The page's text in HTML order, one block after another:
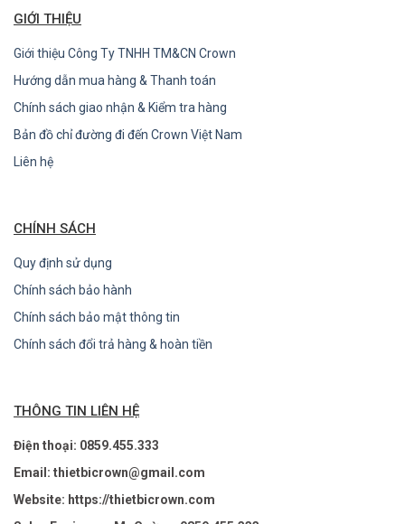
GIỚI THIỆU
Giới thiệu Công Ty TNHH TM&CN Crown
Hướng dẫn mua hàng & Thanh toán
Chính sách giao nhận & Kiểm tra hàng
Bản đồ chỉ đường đi đến Crown Việt Nam
Liên hệ
CHÍNH SÁCH
Quy định sử dụng
Chính sách bảo hành
Chính sách bảo mật thông tin
Chính sách đổi trả hàng & hoàn tiền
THÔNG TIN LIÊN HỆ
Điện thoại: 0859.455.333
Email: thietbicrown@gmail.com
Website: https://thietbicrown.com